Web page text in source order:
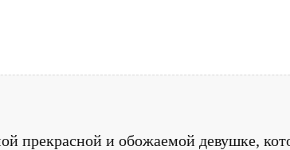
прекрасной и обожаемой девушке,